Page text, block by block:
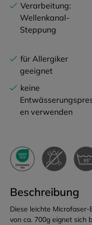
Verarbeitung:
Wellenkanal-
Steppung
für Allergiker
geeignet
keine
en verwenden
Beschreibung
Diese leichte
von ca. 700g eignet sich